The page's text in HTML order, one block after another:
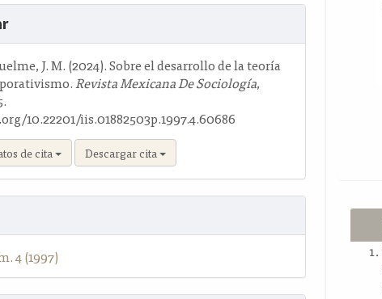
J. M. (2024). Sobre el desarrollo de la teoría
Revista Mexicana De Sociología,
10.22201/iis.01882503p.1997.4.60686
de cita Descargar cita
4 (1997)